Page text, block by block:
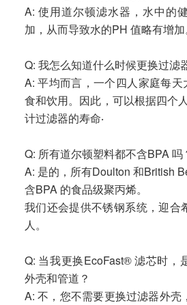
A: 使用道尔顿滤水器，水中的
加，从而导致水的PH 值略有增加
Q: 我怎么知道什么时候更换过滤
A: 平均而言，一个四人家庭每
食和饮用。因此，可以根据四个
计过滤器的寿命‧
Q: 所有道尔顿塑料都不含BPA 吗
A: 是的，所有Doulton 和British
含BPA 的食品级聚丙烯。
我们还会提供不锈钢系统，迎合
人。
Q: 当我更换EcoFast® 滤芯时，
外壳和管道？
A: 不，您不需要更换过滤器外壳